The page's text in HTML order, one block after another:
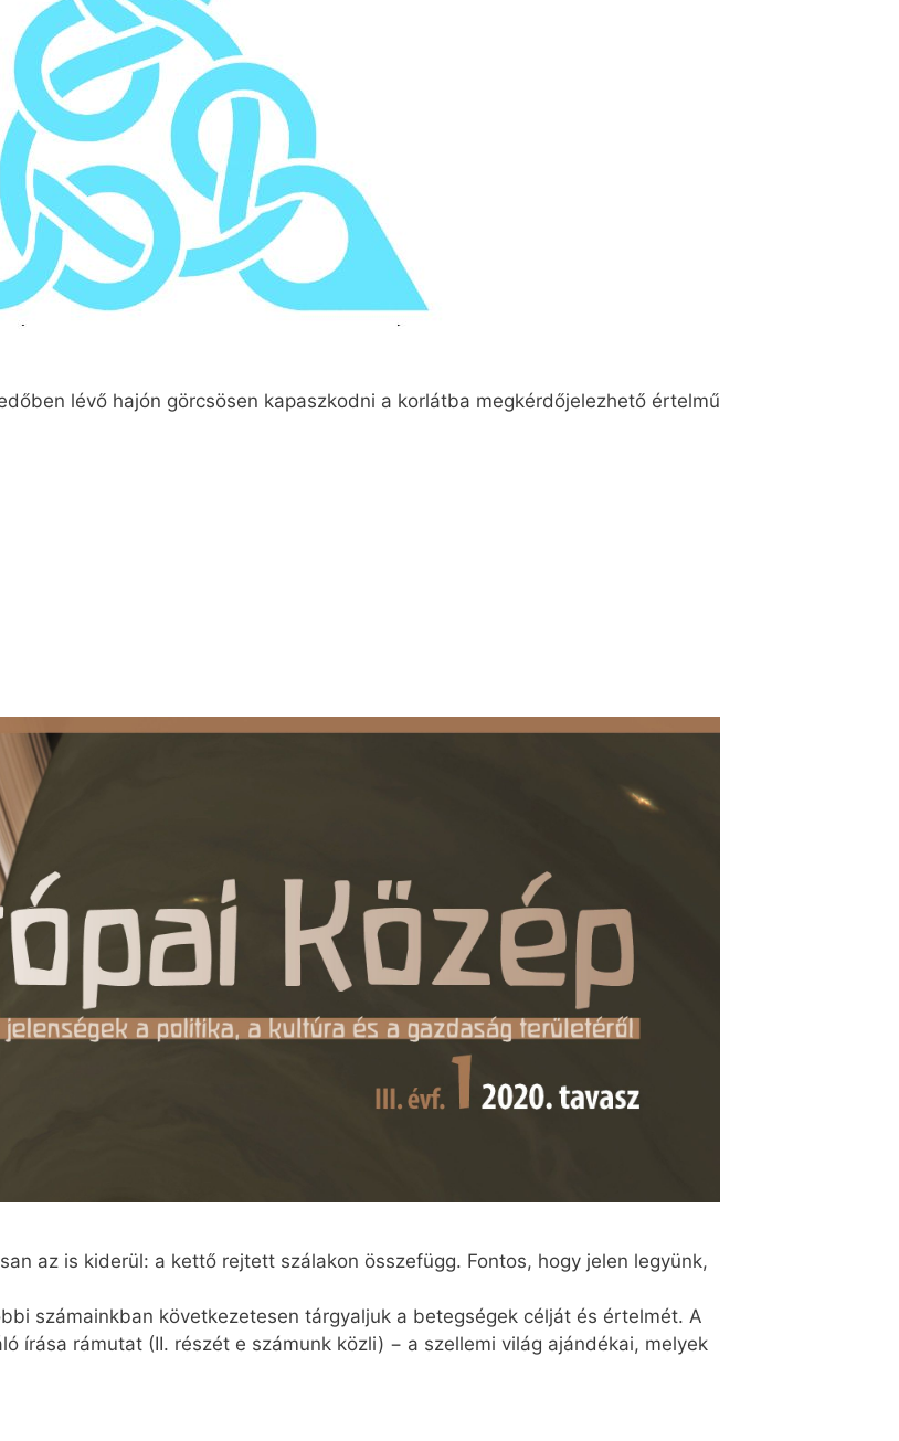
lévő hajón görcsösen kapaszkodni a korlátba megkérdőjelezhető értelmű
az is kiderül: a kettő rejtett szálakon összefügg. Fontos, hogy jelen legyünk,
számainkban következetesen tárgyaljuk a betegségek célját és értelmét. A
írása rámutat (II. részét e számunk közli) − a szellemi világ ajándékai, melyek